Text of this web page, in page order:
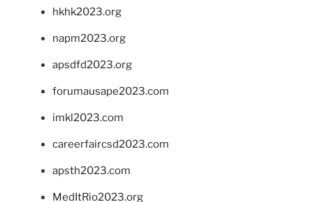
hkhk2023.org
napm2023.org
apsdfd2023.org
forumausape2023.com
imkl2023.com
careerfaircsd2023.com
apsth2023.com
MedItRio2023.org